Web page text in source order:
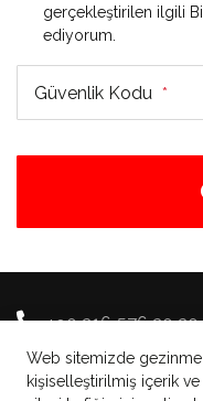
Web sitemizde
kişiselleştirilmiş içerik
gerçekleştirilen ilgili
ediyorum.
Güvenlik Kodu *
+90 216 576 20 20